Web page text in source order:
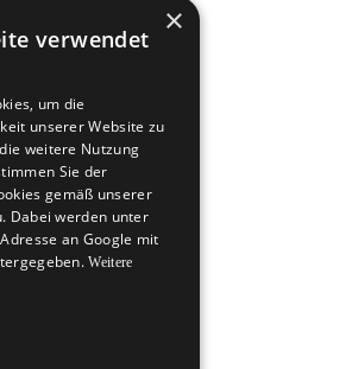
×
verwendet
um die
unserer Website zu
weitere Nutzung
Sie der
gemäß unserer
Dabei werden unter
an Google mit
Weitere